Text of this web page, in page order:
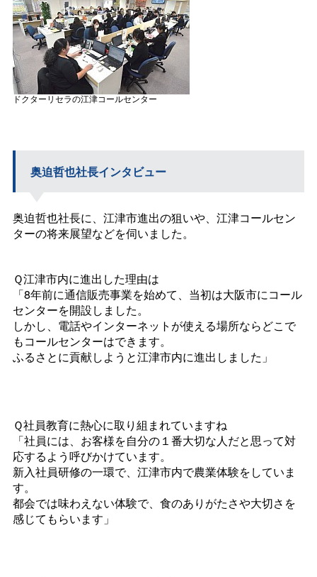
ドクターリセラの江津コールセンター
奥迫哲也社長インタビュー
奥迫哲也社長に、江津市進出の狙いや、江津コールセン
ターの将来展望などを伺いました。
Ｑ江津市内に進出した理由は
「8年前に通信販売事業を始めて、当初は大阪市にコール
センターを開設しました。
しかし、電話やインターネットが使える場所ならどこで
もコールセンターはできます。
ふるさとに貢献しようと江津市内に進出しました」
Ｑ社員教育に熱心に取り組まれていますね
「社員には、お客様を自分の１番大切な人だと思って対
応するよう呼びかけています。
新入社員研修の一環で、江津市内で農業体験をしていま
す。
都会では味わえない体験で、食のありがたさや大切さを
感じてもらいます」